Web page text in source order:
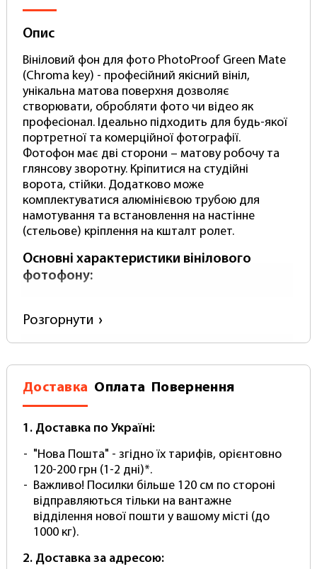
Опис
Вініловий фон для фото PhotoProof Green Mate
(Chroma key) - професійний якісний вініл,
унікальна матова поверхня дозволяє
створювати, обробляти фото чи відео як
професіонал. Ідеально підходить для будь-якої
портретної та комерційної фотографії.
Фотофон має дві сторони – матову робочу та
глянсову зворотну. Кріпитися на студійні
ворота, стійки. Додатково може
комплектуватися алюмінієвою трубою для
намотування та встановлення на настінне
(стельове) кріплення на кшталт ролет.
Основні характеристики вінілового
фотофону:
Довжина (висота): 5 метрів
фарбування!
Матеріал - Вініл (Не поліпропілен!)
Щільність - від 500 (зверніть увагу у
справжнього вінілового фотофону щільність
НЕ буває нижче)
Поверхня - Матова з покриттям
антивідблиску
Постачається в Рулоні
В комплекті йде Міцний тубус для
перевезення та зберігання.
Легко чистити - просто протріть вологою
губкою
Розгорнути
Доставка Оплата Повернення
1. Доставка по Україні:
"Нова Пошта" - згідно їх тарифів, орієнтовно
120-200 грн (1-2 дні)*.
Важливо! Посилки більше 120 см по стороні
відправляються тільки на вантажне
відділення нової пошти у вашому місті (до
1000 кг).
2. Доставка за адресою: